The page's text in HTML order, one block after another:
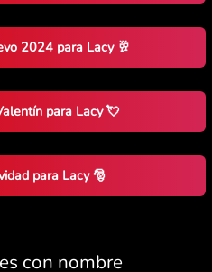
2024 para Lacy 🥂
para Lacy 💘
para Lacy 🎅
con nombre